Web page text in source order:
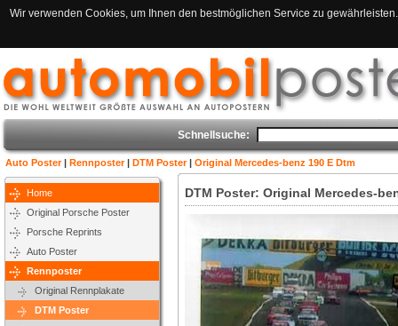
Wir verwenden Cookies, um Ihnen den bestmöglichen Service zu
Schnellsuche:
Auto Poster| Rennposter| DTM Poster| Original Mercedes-benz 190 E Dtm
Home
Original Porsche Poster
Porsche Reprints
Auto Poster
Rennposter
Original Rennplakate
DTM Poster
DTM Poster: Original Mercedes-